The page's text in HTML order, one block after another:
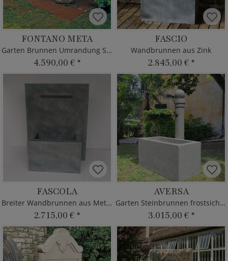
FONTANO META
Garten Brunnen Umrandung Sandstein
4.590,00 € *
FASCIO
Wandbrunnen aus Zink
2.845,00 € *
FASCOLA
Breiter Wandbrunnen aus Metall
2.715,00 € *
AVERSA
Garten Steinbrunnen frostsicher Naturstein
3.015,00 € *